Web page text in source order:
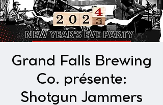
Grand Falls Brewing
Co. présente:
Shotgun Jammers